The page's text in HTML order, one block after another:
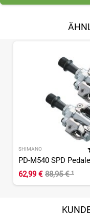
SHIMANO
PD-M540 SPD Pedale
62,99 € 88,95 €¹